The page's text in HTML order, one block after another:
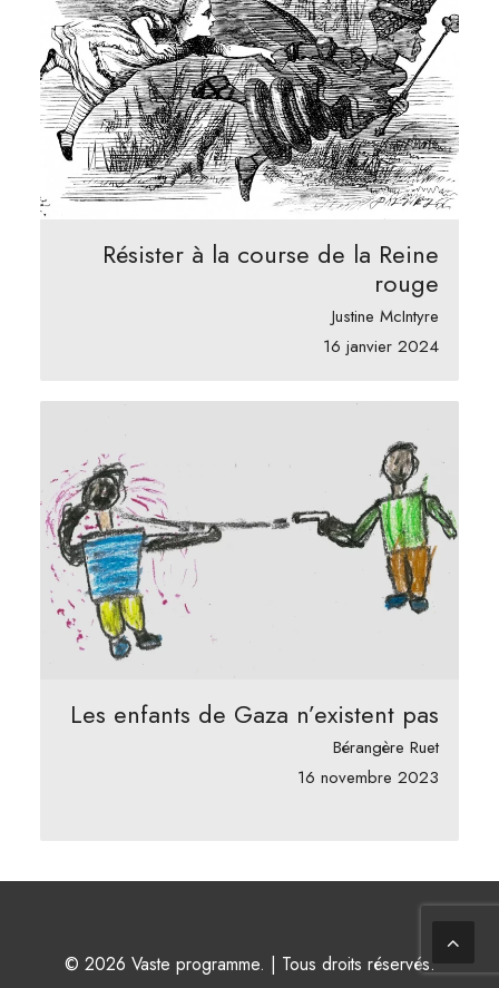
Résister à la course de la Reine
rouge
Justine McIntyre
16 janvier 2024
Les enfants de Gaza n’existent pas
Bérangère Ruet
16 novembre 2023
© 2026 Vaste programme. | Tous droits réservés.